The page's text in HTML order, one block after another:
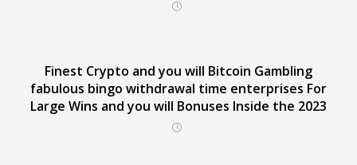
Finest Crypto and you will Bitcoin Gambling
fabulous bingo withdrawal time enterprises For
Large Wins and you will Bonuses Inside the 2023